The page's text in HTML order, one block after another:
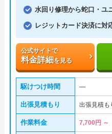
水回り修理から蛇口・ユ
レジットカード決済に対
公式サイトで
料金詳細を見る
駆けつけ時間 ―
出張見積もり 出張見積も
作業料金 7,700円 ～